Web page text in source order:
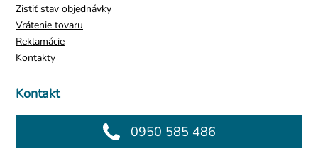
Kontakt
0950 585 486
Zistiť stav objednávky
Vrátenie tovaru
Reklamácie
Kontakty